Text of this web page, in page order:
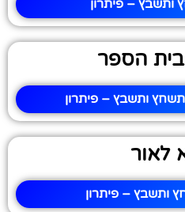
ותשבץ – פיתרון
הספר
ותשבץ – פיתרון
לאור
ותשבץ – פיתרון